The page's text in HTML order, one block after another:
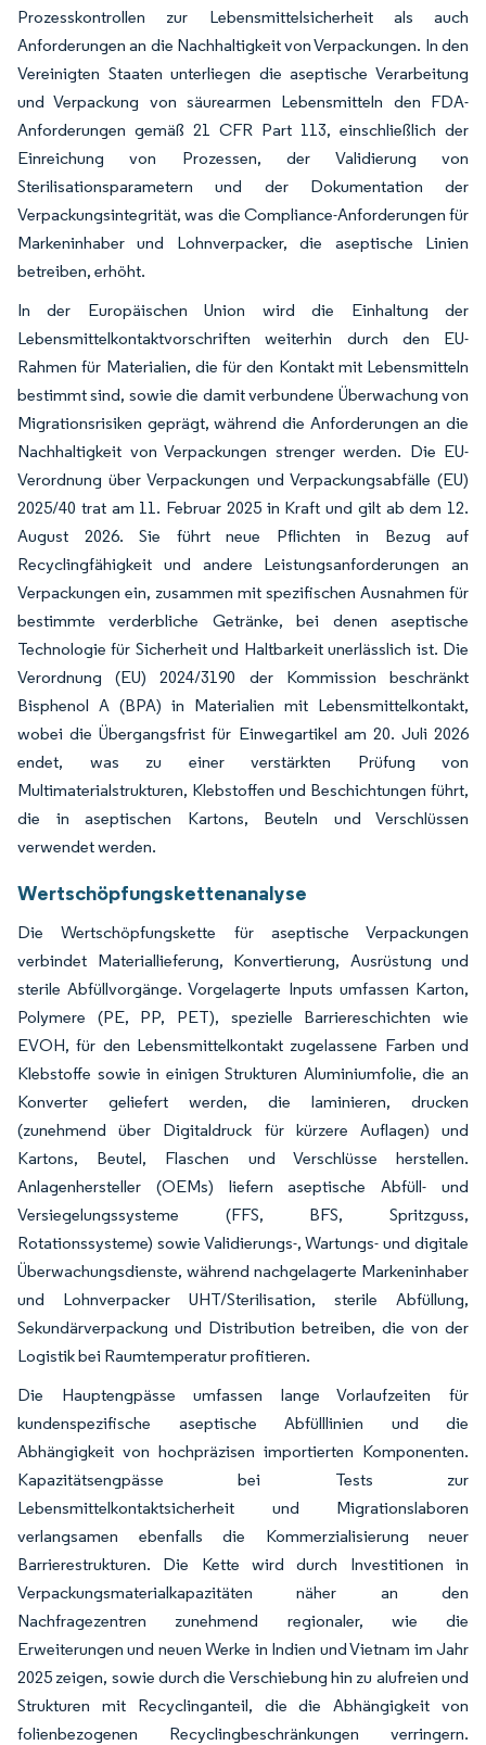
Prozesskontrollen zur Lebensmittelsicherheit als auch
Anforderungen an die Nachhaltigkeit von Verpackungen. In den
Vereinigten Staaten unterliegen die aseptische Verarbeitung
und Verpackung von säurearmen Lebensmitteln den FDA-
Anforderungen gemäß 21 CFR Part 113, einschließlich der
Einreichung von Prozessen, der Validierung von
Sterilisationsparametern und der Dokumentation der
Verpackungsintegrität, was die Compliance-Anforderungen für
Markeninhaber und Lohnverpacker, die aseptische Linien
betreiben, erhöht.
In der Europäischen Union wird die Einhaltung der
Lebensmittelkontaktvorschriften weiterhin durch den EU-
Rahmen für Materialien, die für den Kontakt mit Lebensmitteln
bestimmt sind, sowie die damit verbundene Überwachung von
Migrationsrisiken geprägt, während die Anforderungen an die
Nachhaltigkeit von Verpackungen strenger werden. Die EU-
Verordnung über Verpackungen und Verpackungsabfälle (EU)
2025/40 trat am 11. Februar 2025 in Kraft und gilt ab dem 12.
August 2026. Sie führt neue Pflichten in Bezug auf
Recyclingfähigkeit und andere Leistungsanforderungen an
Verpackungen ein, zusammen mit spezifischen Ausnahmen für
bestimmte verderbliche Getränke, bei denen aseptische
Technologie für Sicherheit und Haltbarkeit unerlässlich ist. Die
Verordnung (EU) 2024/3190 der Kommission beschränkt
Bisphenol A (BPA) in Materialien mit Lebensmittelkontakt,
wobei die Übergangsfrist für Einwegartikel am 20. Juli 2026
endet, was zu einer verstärkten Prüfung von
Multimaterialstrukturen, Klebstoffen und Beschichtungen führt,
die in aseptischen Kartons, Beuteln und Verschlüssen
verwendet werden.
Wertschöpfungskettenanalyse
Die Wertschöpfungskette für aseptische Verpackungen
verbindet Materiallieferung, Konvertierung, Ausrüstung und
sterile Abfüllvorgänge. Vorgelagerte Inputs umfassen Karton,
Polymere (PE, PP, PET), spezielle Barriereschichten wie
EVOH, für den Lebensmittelkontakt zugelassene Farben und
Klebstoffe sowie in einigen Strukturen Aluminiumfolie, die an
Konverter geliefert werden, die laminieren, drucken
(zunehmend über Digitaldruck für kürzere Auflagen) und
Kartons, Beutel, Flaschen und Verschlüsse herstellen.
Anlagenhersteller (OEMs) liefern aseptische Abfüll- und
Versiegelungssysteme (FFS, BFS, Spritzguss,
Rotationssysteme) sowie Validierungs-, Wartungs- und digitale
Überwachungsdienste, während nachgelagerte Markeninhaber
und Lohnverpacker UHT/Sterilisation, sterile Abfüllung,
Sekundärverpackung und Distribution betreiben, die von der
Logistik bei Raumtemperatur profitieren.
Die Hauptengpässe umfassen lange Vorlaufzeiten für
kundenspezifische aseptische Abfülllinien und die
Abhängigkeit von hochpräzisen importierten Komponenten.
Kapazitätsengpässe bei Tests zur
Lebensmittelkontaktsicherheit und Migrationslaboren
verlangsamen ebenfalls die Kommerzialisierung neuer
Barrierestrukturen. Die Kette wird durch Investitionen in
Verpackungsmaterialkapazitäten näher an den
Nachfragezentren zunehmend regionaler, wie die
Erweiterungen und neuen Werke in Indien und Vietnam im Jahr
2025 zeigen, sowie durch die Verschiebung hin zu alufreien und
Strukturen mit Recyclinganteil, die die Abhängigkeit von
folienbezogenen Recyclingbeschränkungen verringern.